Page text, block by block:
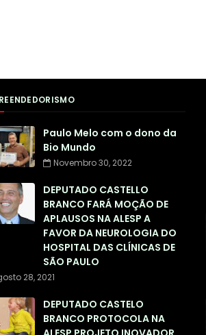
Paulo Melo com o dono da
Bio Mundo
Novembro 30, 2022
DEPUTADO CASTELLO
BRANCO FARÁ MOÇÃO DE
APLAUSOS NA ALESP A
FAVOR DA NEUROLOGIA DO
HOSPITAL DAS CLÍNICAS DE
SÃO PAULO
28, 2021
DEPUTADO CASTELO
BRANCO PROTOCOLA NA